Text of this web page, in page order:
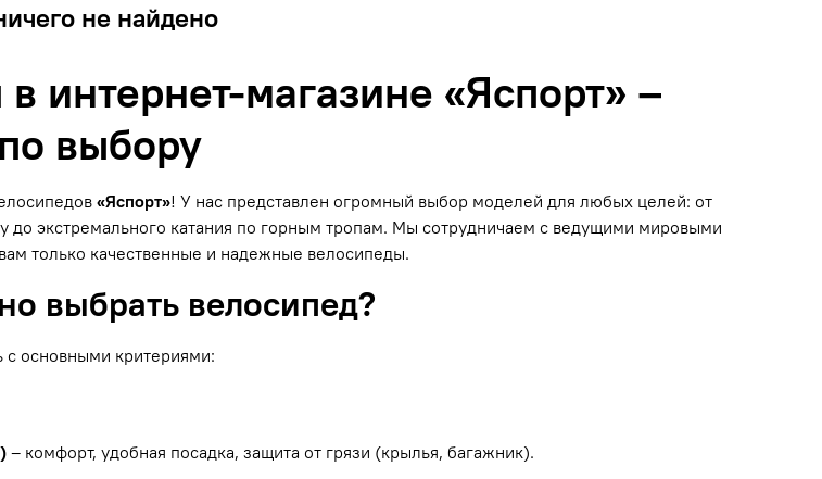
не найдено
интернет-магазине «Яспорт» –
выбору
«Яспорт»! У нас представлен огромный выбор моделей для любых целей: от
до экстремального катания по горным тропам. Мы сотрудничаем с ведущими мировыми
только качественные и надежные велосипеды.
выбрать велосипед?
с основными критериями:
– комфорт, удобная посадка, защита от грязи (крылья, багажник).